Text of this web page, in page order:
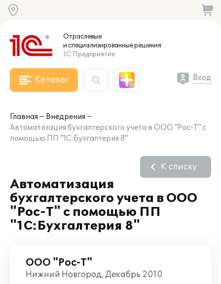
Отраслевые
и специализированныерешения
1С:Предприятие
Каталог Вход
Главная
Внедрения
Автоматизация бухгалтерского учета в ООО "Рос-Т" с
помощью ПП "1С:Бухгалтерия 8"
Автоматизация
бухгалтерского учета в ООО
"Рос-Т" с помощью ПП
"1С:Бухгалтерия 8"
К списку
ООО "Рос-Т"
Нижний Новгород, Декабрь 2010